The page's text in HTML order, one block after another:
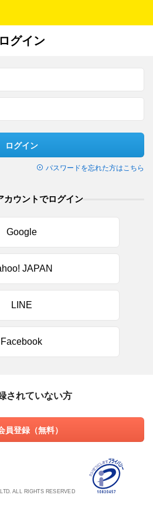
ログイン
ログイン
パスワードを忘れた方はこちら
カウントでログイン
Google
JAPAN
LINE
Facebook
されていない方
員登録（無料）
ALL RIGHTS RESERVED